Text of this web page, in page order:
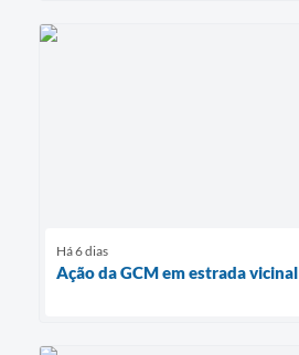
Há 6 dias
Ação da GCM em estrada vicinal